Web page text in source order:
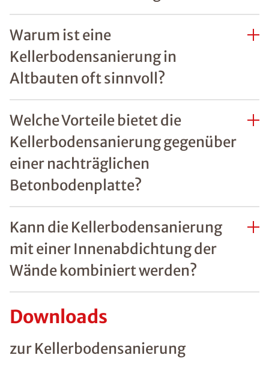
Warum ist eine
Kellerbodensanierung in
Altbauten oft sinnvoll?
Welche Vorteile bietet die
Kellerbodensanierung gegenüber
einer nachträglichen
Betonbodenplatte?
Kann die Kellerbodensanierung
mit einer Innenabdichtung der
Wände kombiniert werden?
Downloads
zur Kellerbodensanierung